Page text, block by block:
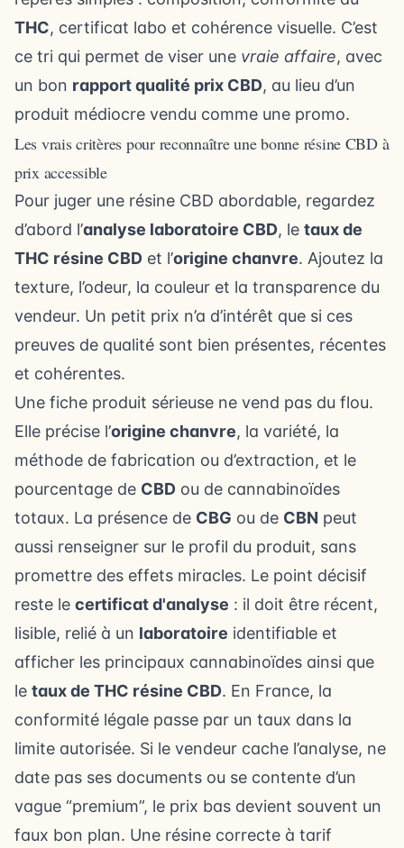
THC, certificat labo et cohérence visuelle. C’est
ce tri qui permet de viser une vraie affaire, avec
un bon rapport qualité prix CBD, au lieu d’un
produit médiocre vendu comme une promo.
Les vrais critères pour reconnaître une bonne résine CBD à
prix accessible
Pour juger une résine CBD abordable, regardez
d’abord l’analyse laboratoire CBD, le taux de
THC résine CBD et l’origine chanvre. Ajoutez la
texture, l’odeur, la couleur et la transparence du
vendeur. Un petit prix n’a d’intérêt que si ces
preuves de qualité sont bien présentes, récentes
et cohérentes.
Une fiche produit sérieuse ne vend pas du flou.
Elle précise l’origine chanvre, la variété, la
méthode de fabrication ou d’extraction, et le
pourcentage de CBD ou de cannabinoïdes
totaux. La présence de CBG ou de CBN peut
aussi renseigner sur le profil du produit, sans
promettre des effets miracles. Le point décisif
reste le certificat d'analyse : il doit être récent,
lisible, relié à un laboratoire identifiable et
afficher les principaux cannabinoïdes ainsi que
le taux de THC résine CBD. En France, la
conformité légale passe par un taux dans la
limite autorisée. Si le vendeur cache l’analyse, ne
date pas ses documents ou se contente d’un
vague “premium”, le prix bas devient souvent un
faux bon plan. Une résine correcte à tarif